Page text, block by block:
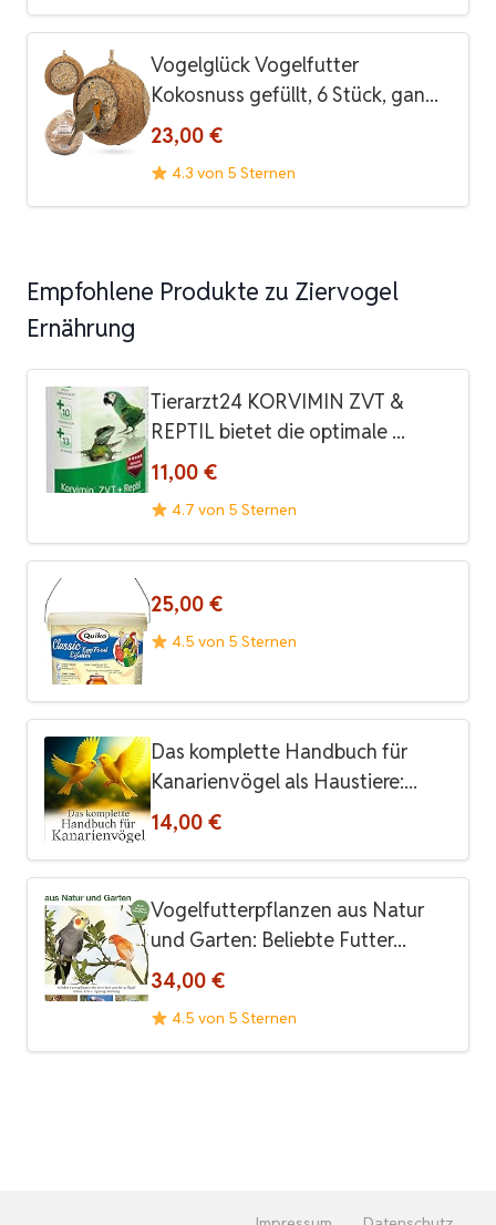
Vogelglück Vogelfutter
Kokosnuss gefüllt, 6 Stück, gan...
23,00 €
4.3 von 5 Sternen
Empfohlene Produkte zu Ziervogel
Ernährung
Tierarzt24 KORVIMIN ZVT &
REPTIL bietet die optimale ...
11,00 €
4.7 von 5 Sternen
25,00 €
4.5 von 5 Sternen
Das komplette Handbuch für
Kanarienvögel als Haustiere:...
14,00 €
Vogelfutterpflanzen aus Natur
und Garten: Beliebte Futter...
34,00 €
4.5 von 5 Sternen